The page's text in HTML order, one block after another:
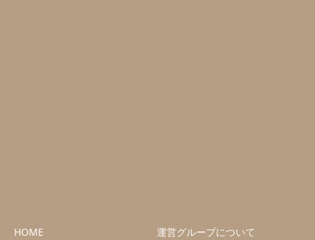
HOME 運営グループについて